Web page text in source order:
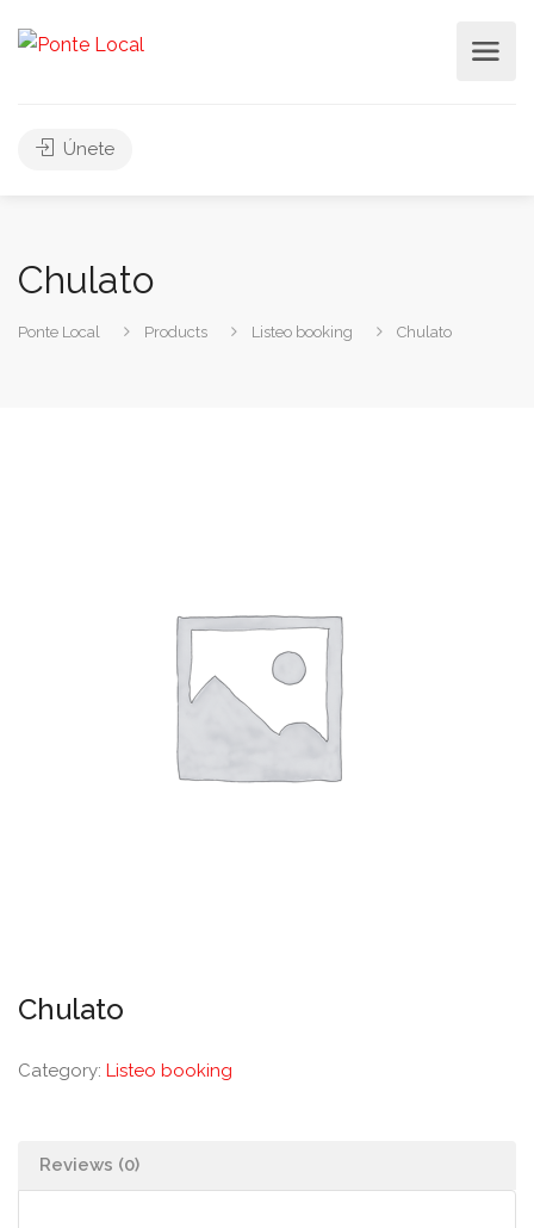
Únete
Chulato
Ponte Local Products Listeo booking Chulato
Chulato
Category: Listeo booking
Reviews (0)